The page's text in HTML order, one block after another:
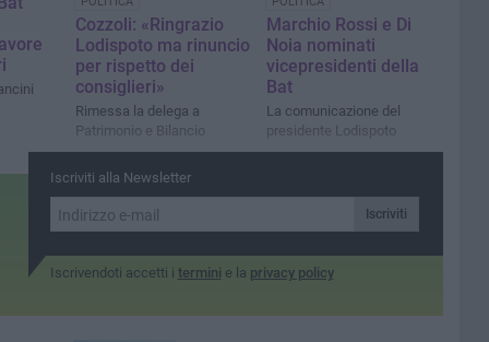
Cozzoli: «Ringrazio
Lodispoto ma rinuncio
per rispetto dei
consiglieri»
Rimessa la delega a
Patrimonio e Bilancio
Marchio Rossi e Di
Noia nominati
vicepresidenti della
Bat
La comunicazione del
presidente Lodispoto
Iscriviti alla Newsletter
Iscriviti
Iscrivendoti accetti i termini e la privacy policy